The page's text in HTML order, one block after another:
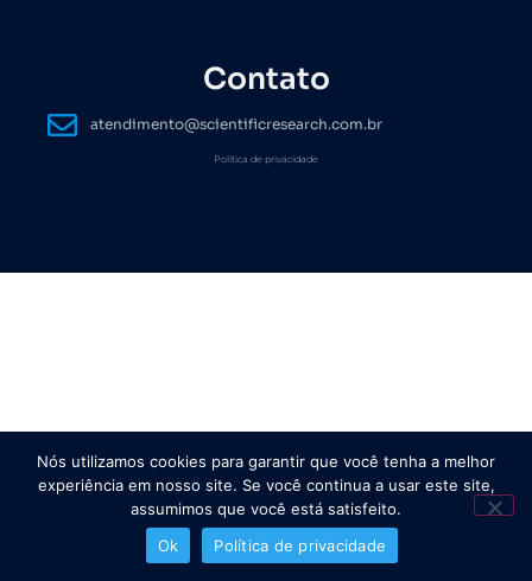
Contato
atendimento@scientificresearch.com.br
Política de privacidade
Nós utilizamos cookies para garantir que você tenha a melhor
experiência em nosso site. Se você continua a usar este site,
assumimos que você está satisfeito.
Ok
Política de privacidade